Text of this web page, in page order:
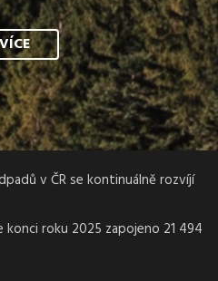
VÍCE
v ČR se kontinuálně rozvíjí
konci roku 2025 zapojeno 21 494